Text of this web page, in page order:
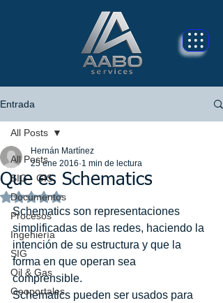
Entrada
All Posts
SIG - GIS
Documentos
Procesos
Ingeniería
SIG
Oil & Gas
Geoportales
All Posts
Que es Schematics
Hernán Martínez
25 ene 2016 1 min de lectura
Obtuvo NaN de 5 estrellas.
Schematics son representaciones
simplificadas de las redes, haciendo la
intención de su estructura y que la
forma en que operan sea
comprensible.
Schematics pueden ser usados ​​para